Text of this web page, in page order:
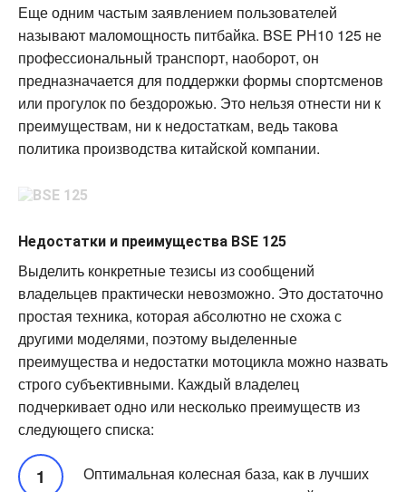
Еще одним частым заявлением пользователей
называют маломощность питбайка. BSE PH10 125 не
профессиональный транспорт, наоборот, он
предназначается для поддержки формы спортсменов
или прогулок по бездорожью. Это нельзя отнести ни к
преимуществам, ни к недостаткам, ведь такова
политика производства китайской компании.
Недостатки и преимущества BSE 125
Выделить конкретные тезисы из сообщений
владельцев практически невозможно. Это достаточно
простая техника, которая абсолютно не схожа с
другими моделями, поэтому выделенные
преимущества и недостатки мотоцикла можно назвать
строго субъективными. Каждый владелец
подчеркивает одно или несколько преимуществ из
следующего списка:
Оптимальная колесная база, как в лучших